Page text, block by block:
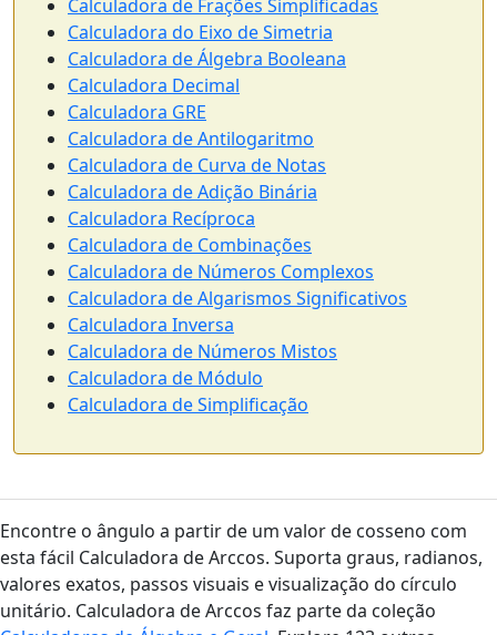
Calculadora de Frações Simplificadas
Calculadora do Eixo de Simetria
Calculadora de Álgebra Booleana
Calculadora Decimal
Calculadora GRE
Calculadora de Antilogaritmo
Calculadora de Curva de Notas
Calculadora de Adição Binária
Calculadora Recíproca
Calculadora de Combinações
Calculadora de Números Complexos
Calculadora de Algarismos Significativos
Calculadora Inversa
Calculadora de Números Mistos
Calculadora de Módulo
Calculadora de Simplificação
Encontre o ângulo a partir de um valor de cosseno com
esta fácil Calculadora de Arccos. Suporta graus, radianos,
valores exatos, passos visuais e visualização do círculo
unitário. Calculadora de Arccos faz parte da coleção